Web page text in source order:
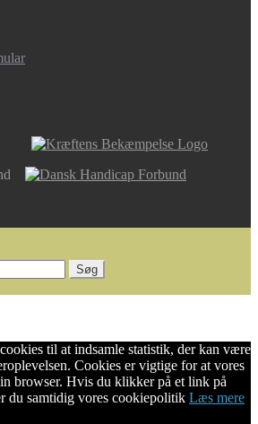
Søg
til at indsamle statistik, der kan være
Cookies er vigtige for at vores
browser. Hvis du klikker på et link på
du samtidig vores cookiepolitik Læs mere